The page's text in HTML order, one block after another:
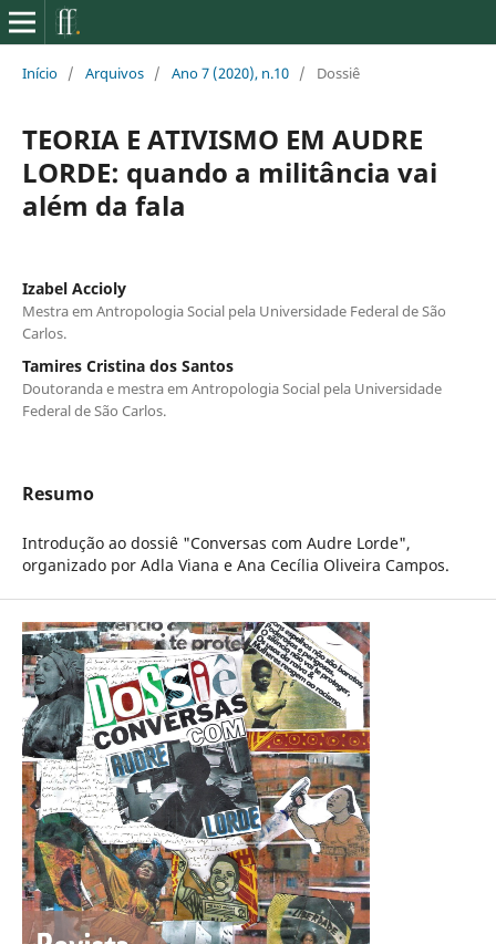
Início / Arquivos / Ano 7 (2020), n.10 / Dossiê
TEORIA E ATIVISMO EM AUDRE
LORDE: quando a militância vai
além da fala
Izabel Accioly
Mestra em Antropologia Social pela Universidade Federal de São
Carlos.
Tamires Cristina dos Santos
Doutoranda e mestra em Antropologia Social pela Universidade
Federal de São Carlos.
Resumo
Introdução ao dossiê "Conversas com Audre Lorde",
organizado por Adla Viana e Ana Cecília Oliveira Campos.